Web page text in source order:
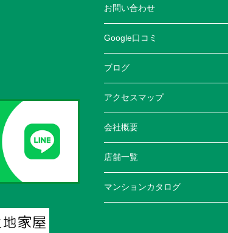
お問い合わせ
Google口コミ
ブログ
アクセスマップ
会社概要
店舗一覧
マンションカタログ